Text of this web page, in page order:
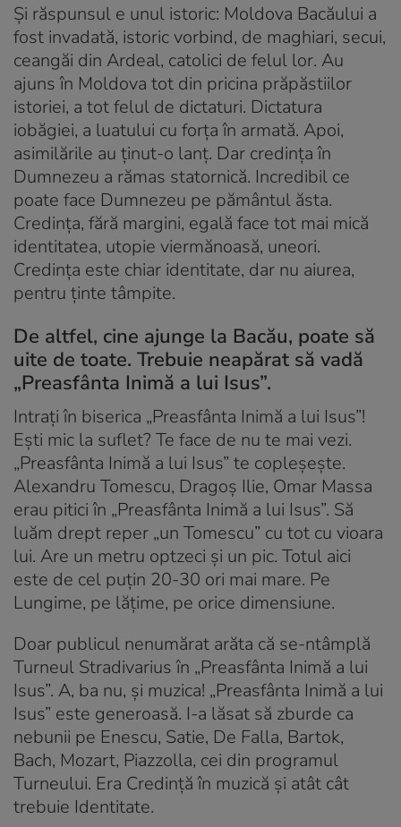
Și răspunsul e unul istoric: Moldova Bacăului a
fost invadată, istoric vorbind, de maghiari, secui,
ceangăi din Ardeal, catolici de felul lor. Au
ajuns în Moldova tot din pricina prăpăstiilor
istoriei, a tot felul de dictaturi. Dictatura
iobăgiei, a luatului cu forța în armată. Apoi,
asimilările au ținut-o lanț. Dar credința în
Dumnezeu a rămas statornică. Incredibil ce
poate face Dumnezeu pe pământul ăsta.
Credința, fără margini, egală face tot mai mică
identitatea, utopie viermănoasă, uneori.
Credința este chiar identitate, dar nu aiurea,
pentru ținte tâmpite.
De altfel, cine ajunge la Bacău, poate să
uite de toate. Trebuie neapărat să vadă
„Preasfânta Inimă a lui Isus”.
Intrați în biserica „Preasfânta Inimă a lui Isus”!
Ești mic la suflet? Te face de nu te mai vezi.
„Preasfânta Inimă a lui Isus” te copleșește.
Alexandru Tomescu, Dragoș Ilie, Omar Massa
erau pitici în „Preasfânta Inimă a lui Isus”. Să
luăm drept reper „un Tomescu” cu tot cu vioara
lui. Are un metru optzeci și un pic. Totul aici
este de cel puțin 20-30 ori mai mare. Pe
Lungime, pe lățime, pe orice dimensiune.
Doar publicul nenumărat arăta că se-ntâmplă
Turneul Stradivarius în „Preasfânta Inimă a lui
Isus”. A, ba nu, și muzica! „Preasfânta Inimă a lui
Isus” este generoasă. I-a lăsat să zburde ca
nebunii pe Enescu, Satie, De Falla, Bartok,
Bach, Mozart, Piazzolla, cei din programul
Turneului. Era Credință în muzică și atât cât
trebuie Identitate.